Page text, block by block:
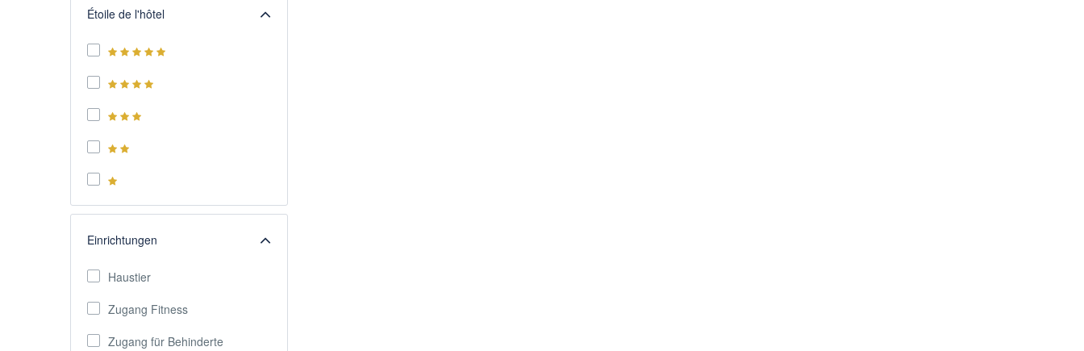
Étoile de l'hôtel
Einrichtungen
Haustier
Zugang Fitness
Zugang für Behinderte